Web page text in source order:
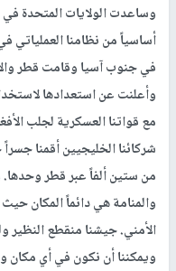
وساعدت الولايات المتحدة
أساسياً من نظامنا العملياتي
في جنوب آسيا وقامت قطر
وأعلنت عن استعدادها
مع قواتنا العسكرية لجلب
شركائنا الخليجيين أقمنا
من ستين ألفاً عبر قطر وحدها.
والمنامة هي دائماً المكان
الأمني. جيشنا منقطع
ويمكننا أن نكون في أي